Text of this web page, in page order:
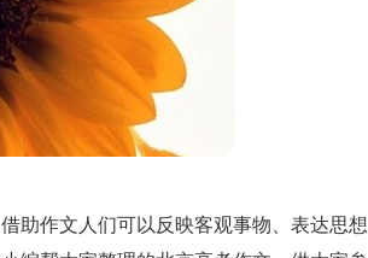
助作文人们可以反映客观事物、表达思想